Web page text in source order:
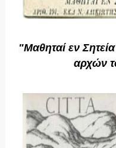
"Μαθηταί εν
αρχών